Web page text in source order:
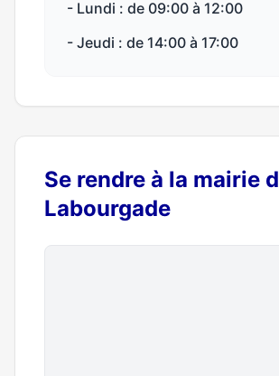
- Lundi : de 09:00 à 12:00
- Jeudi : de 14:00 à 17:00
Se rendre à la mairie
Labourgade